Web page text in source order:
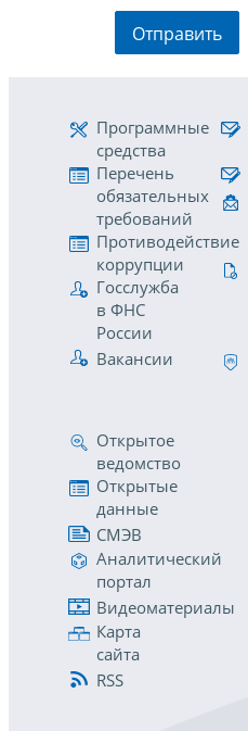
Отправить
Программные
средства
Перечень
обязательных
требований
Противодействие
коррупции
Госслужба
в ФНС
России
Вакансии
Открытое
ведомство
Открытые
данные
СМЭВ
Аналитический
портал
Видеоматериалы
Карта
сайта
RSS